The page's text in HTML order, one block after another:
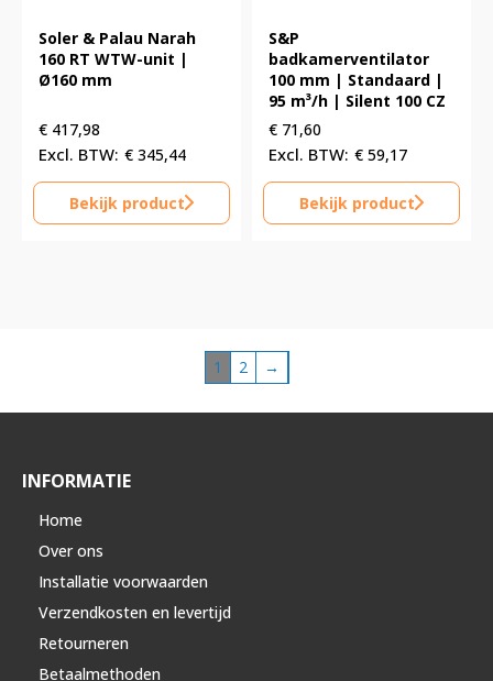
Soler & Palau Narah
160 RT WTW-unit |
Ø160 mm
€ 417,98
€ 345,44
Bekijk product
S&P
badkamerventilator
100 mm | Standaard |
95 m³/h | Silent 100 CZ
€ 71,60
€ 59,17
Bekijk product
1 2 →
INFORMATIE
Home
Over ons
Installatie voorwaarden
Verzendkosten en levertijd
Retourneren
Betaalmethoden